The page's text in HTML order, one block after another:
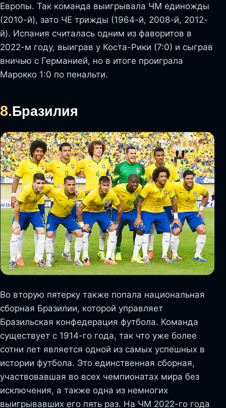
Европы. Так команда выигрывала ЧМ единожды
(2010-й), зато ЧЕ трижды (1964-й, 2008-й, 2012-
й). Испания считалась одним из фаворитов в
2022-м году, выиграв у Коста-Рики (7:0) и сыграв
вничью с Германией, но в итоге проиграла
Марокко 1:0 по пенальти.
8.Бразилия
Во вторую пятерку также попала национальная
сборная Бразилии, которой управляет
Бразильская конфедерация футбола. Команда
существует с 1914-го года, так что уже более
сотни лет является одной из самых успешных в
истории футбола. Это единственная сборная,
участвовавшая во всех чемпионатах мира без
исключения, а также одна из немногих
выигрывавших его пять раз. На ЧМ 2022-го года